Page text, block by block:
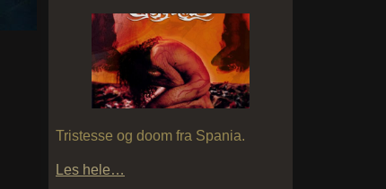
Tristesse og doom fra Spania.
Les hele…